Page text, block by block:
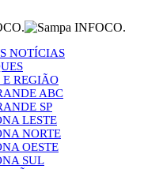
NOTÍCIAS
REGIÃO
ABC
SP
LESTE
NORTE
OESTE
SUL